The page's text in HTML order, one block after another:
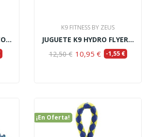
JUGUETE K9 HYDRO COCODRILO S, 30CM
K9 FITNESS BY ZEUS
JUGUETE K9 HYDRO FLYER 22 CM
12,50 € 10,95 € -1,55 €
¡En Oferta!